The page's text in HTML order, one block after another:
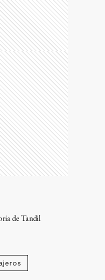
de Tandil